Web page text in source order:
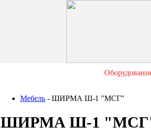
Мебель - ШИРМА Ш-1 "МСГ"
ШИРМА Ш-1